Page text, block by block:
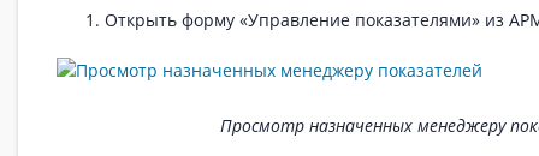
Открыть форму «Управление показателями» из
Просмотр назначенных менеджеру